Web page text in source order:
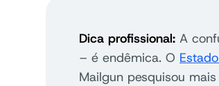
Dica profissional: A
– é endêmica. O
Mailgun pesquisou